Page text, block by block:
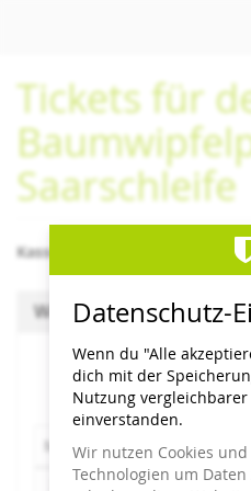
springen
Tickets für
Saarschleife
Kassenschluss/letzter Einlass
Wähle einen Termin aus
Kalender
Mo Montag
DiDienstag
Mi Do
4 5 6
Datenschutz-
Wenn du "Alle
dich mit der
Nutzung vergleichbarer
einverstanden.
Wir nutzen Cookies
Technologien um